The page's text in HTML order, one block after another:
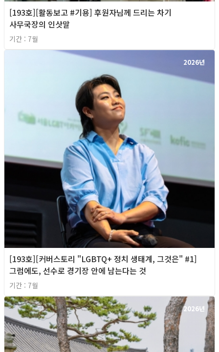
[193호][활동보고 #기용] 후원자님께 드리는 차기
사무국장의 인삿말
기간 : 7월
2026년
[193호][커버스토리 "LGBTQ+ 정치 생태계, 그것은" #1]
그럼에도, 선수로 경기장 안에 남는다는 것
기간 : 7월
2026년